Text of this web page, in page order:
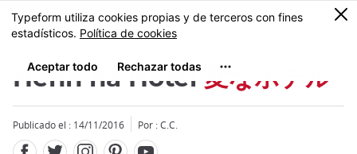
Tamaño
MENU
0
Henn na Hotel変なホテル
Publicado el : 14/11/2016 Por : C.C.